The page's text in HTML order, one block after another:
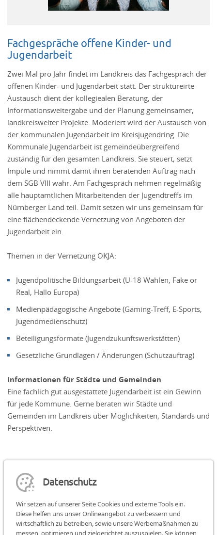
Fachgespräche offene Kinder- und
Jugendarbeit
Zwei Mal pro Jahr findet im Landkreis das Fachgespräch der
offenen Kinder- und Jugendarbeit statt. Der struktureirte
Austausch dient der kollegiealen Beratung, der
Informationsweitergabe und der Planung gemeinsamer,
landkreisweiter Projekte. Moderiert wird der Austausch von
der kommunalen Jugendarbeit im Kreisjugendring. Die
Kommunale Jugendarbeit ist gemeindeübergreifend
zuständig für den gesamten Landkreis. Sie steuert, setzt
Impule und nimmt damit ihren beratenden Auftrag nach
dem SGB VIII wahr. Am Fachgespräch nehmen regelmäßig
alle hauptamtlichen Mitarbeitenden der Jugendtreffs im
Nürnberger Land teil. Damit setzen wir uns gemeinsam für
eine flächendeckende Vernetzung von Angeboten der
Jugendarbeit ein.
Themen in der Vernetzung OKJA:
Jugendpolitische Bildungsarbeit (U-18 Wahlen, Fake or
Real, Hallo Europa)
Medienpädagogische Angebote (Gaming-Treff, E-Sports,
Jugendmedienschutz)
Beteiligungsformate (Jugendzukunftswerkstätten)
Gesetzliche Grundlagen / Änderungen (Schutzauftrag)
Informationen für Städte und Gemeinden
Eine fachlich gut ausgestattete Jugendarbeit ist ein Gewinn
für jede Kommune. Gerne beraten wir Städte und
Gemeinden im Landkreis über Möglichkeiten, Standards und
Perspektiven.
Teilen: teilen
Datenschutz
Wir setzen auf unserer Seite Cookies und externe Tools ein.
Diese helfen uns unser Onlineangebot zu verbessern und
wirtschaftlich zu betreiben, sowie unsere Werbemaßnahmen zu
messen, optimieren und zielgerichtet auszuspielen. Sie können